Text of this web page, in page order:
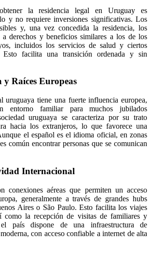
la residencia legal en Uruguay es
y no requiere inversiones significativas. Los
y, una vez concedida la residencia, los
a derechos y beneficios similares a los de los
incluidos los servicios de salud y ciertos
Esto facilita una transición ordenada y sin
Raíces Europeas
uruguaya tiene una fuerte influencia europea,
entorno familiar para muchos jubilados
uruguaya se caracteriza por su trato
hacia los extranjeros, lo que favorece una
el español es el idioma oficial, en zonas
común encontrar personas que se comunican
Internacional
conexiones aéreas que permiten un acceso
generalmente a través de grandes hubs
Aires o São Paulo. Esto facilita los viajes
como la recepción de visitas de familiares y
país dispone de una infraestructura de
con acceso confiable a internet de alta